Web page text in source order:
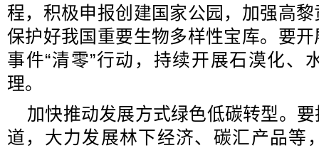
程，积极申报创建国家公园，加强高
保护好我国重要生物多样性宝库。要
事件“清零”行动，持续开展石漠化、
理。
加快推动发展方式绿色低碳转型。
道，大力发展林下经济、碳汇产品等